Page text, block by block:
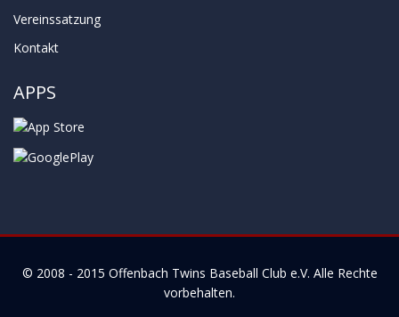
Vereinssatzung
Kontakt
APPS
© 2008 - 2015 Offenbach Twins Baseball Club e.V. Alle Rechte
vorbehalten.